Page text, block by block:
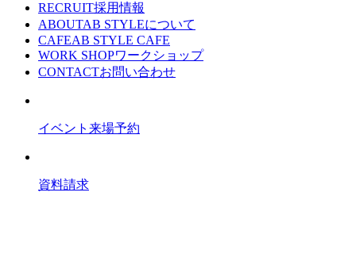
RECRUIT採用情報
ABOUTAB STYLEについて
CAFEAB STYLE CAFE
WORK SHOPワークショップ
CONTACTお問い合わせ
イベント来場予約
資料請求